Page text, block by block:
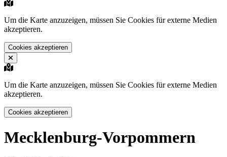
Um die Karte anzuzeigen, müssen Sie Cookies für externe Medien
akzeptieren.
Cookies akzeptieren
Um die Karte anzuzeigen, müssen Sie Cookies für externe Medien
akzeptieren.
Cookies akzeptieren
Mecklenburg-Vorpommern